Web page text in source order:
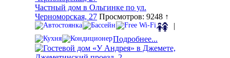
Частный дом в Ольгинке по ул.
Черноморская, 27 Просмотров: 9248 ↑
|
Подробнее...